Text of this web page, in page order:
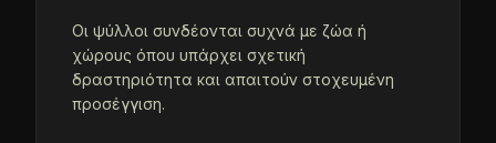
Οι ψύλλοι συνδέονται συχνά με ζώα ή
χώρους όπου υπάρχει σχετική
δραστηριότητα και απαιτούν στοχευμένη
προσέγγιση.